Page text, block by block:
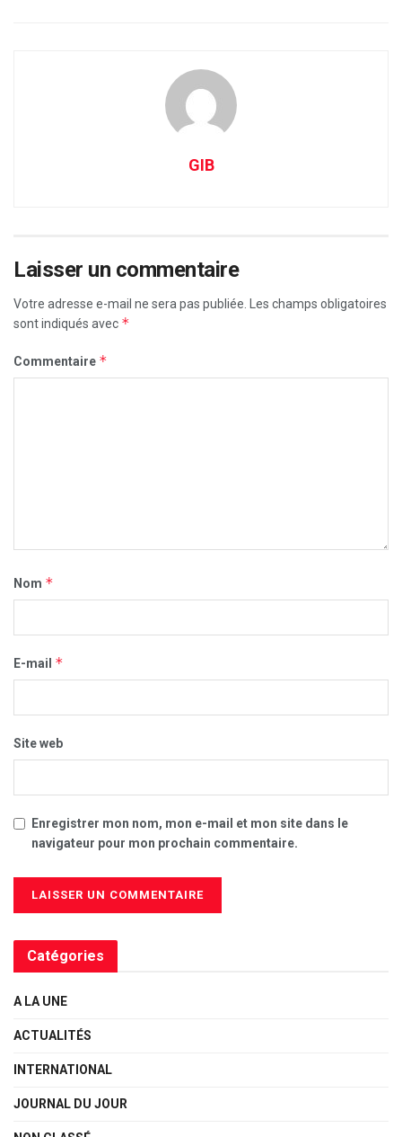
GIB
Laisser un commentaire
Votre adresse e-mail ne sera pas publiée.
Les champs obligatoires
sont indiqués avec *
Commentaire *
Nom *
E-mail *
Site web
Enregistrer mon nom, mon e-mail et mon site dans le
navigateur pour mon prochain commentaire.
Catégories
A LA UNE
ACTUALITÉS
INTERNATIONAL
JOURNAL DU JOUR